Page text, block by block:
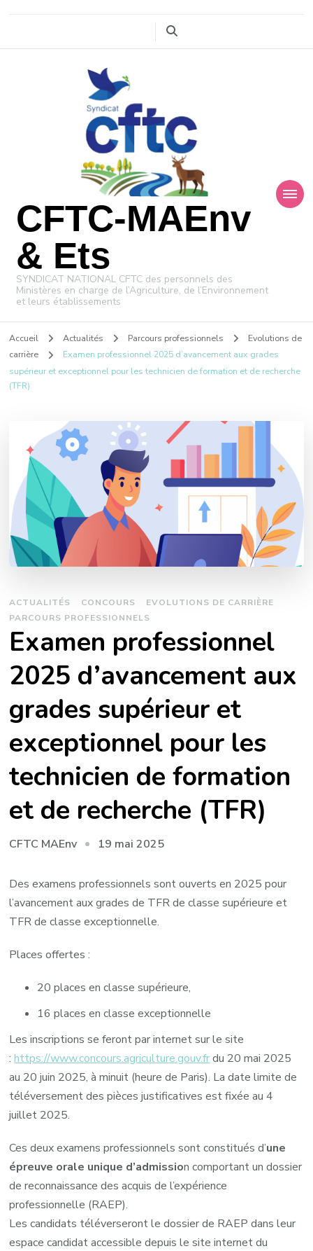
CFTC-MAEnv
& Ets
SYNDICAT NATIONAL CFTC des personnels des
Ministères en charge de l’Agriculture, de l’Environnement
et leurs établissements
Accueil Actualités Parcours professionnels
Evolutions de
carrière
Examen professionnel 2025 d’avancement aux grades
supérieur et exceptionnel pour les technicien de formation et de recherche
(TFR)
ACTUALITÉS CONCOURS
EVOLUTIONS DE CARRIÈRE
PARCOURS PROFESSIONNELS
Examen professionnel
2025 d’avancement aux
grades supérieur et
exceptionnel pour les
technicien de formation
et de recherche (TFR)
CFTC MAEnv 19 mai 2025
Des examens professionnels sont ouverts en 2025 pour
l’avancement aux grades de TFR de classe supérieure et
TFR de classe exceptionnelle.
Places offertes :
20 places en classe supérieure,
16 places en classe exceptionnelle
Les inscriptions se feront par internet sur le site
:https://www.concours.agriculture.gouv.frdu 20 mai 2025
au 20 juin 2025, à minuit (heure de Paris). La date limite de
téléversement des pièces justificatives est fixée au 4
juillet 2025.
Ces deux examens professionnels sont constitués d’une
épreuve orale unique d’admission comportant un dossier
de reconnaissance des acquis de l’expérience
professionnelle (RAEP).
Les candidats téléverseront le dossier de RAEP dans leur
espace candidat accessible depuis le site internet du